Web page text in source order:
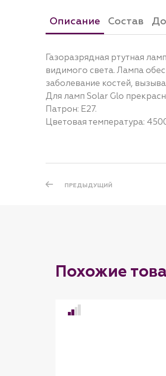
Описание Состав
Газоразрядная ртутная
видимого света. Лампа
заболевание костей,
Для ламп Solar Glo
Патрон: Е27.
Цветовая температура:
ПРЕДЫДУЩИЙ
Похожие